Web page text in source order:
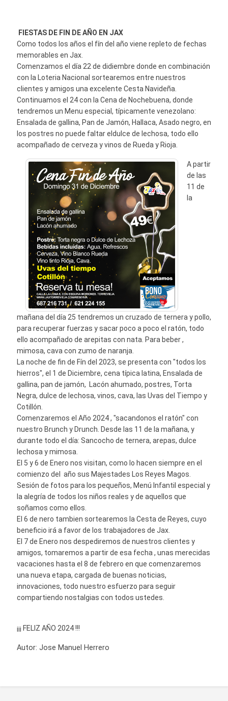
FIESTAS DE FIN DE AÑO EN JAX
Como todos los años el fín del año viene repleto de fechas
memorables en Jax.
Comenzamos el día 22 de didiembre donde en combinación
con la Loteria Nacional sortearemos entre nuestros
clientes y amigos una excelente Cesta Navideña.
Continuamos el 24 con la Cena de Nochebuena, donde
tendremos un Menu especial, típicamente venezolano:
Ensalada de gallina, Pan de Jamón, Hallaca, Asado negro, en
los postres no puede faltar eldulce de lechosa, todo ello
acompañado de cerveza y vinos de Rueda y Rioja.
A partir
de las
11 de
la
mañana del día 25 tendremos un cruzado de ternera y pollo,
para recuperar fuerzas y sacar poco a poco el ratón, todo
ello acompañado de arepitas con nata. Para beber ,
mimosa, cava con zumo de naranja.
La noche de fin de Fín del 2023, se presenta con "todos los
hierros", el 1 de Diciembre, cena típica latina, Ensalada de
gallina, pan de jamón, Lacón ahumado, postres, Torta
Negra, dulce de lechosa, vinos, cava, las Uvas del Tiempo y
Cotillón.
Comenzaremos el Año 2024 , "sacandonos el ratón" con
nuestro Brunch y Drunch. Desde las 11 de la mañana, y
durante todo el día: Sancocho de ternera, arepas, dulce
lechosa y mimosa.
El 5 y 6 de Enero nos visitan, como lo hacen siempre en el
comienzo del año sus Majestades Los Reyes Magos.
Sesión de fotos para los pequeños, Menú Infantil especial y
la alegría de todos los niños reales y de aquellos que
soñamos como ellos.
El 6 de nero tambien sortearemos la Cesta de Reyes, cuyo
beneficio irá a favor de los trabajadores de Jax.
El 7 de Enero nos despediremos de nuestros clientes y
amigos, tomaremos a partir de esa fecha , unas merecidas
vacaciones hasta el 8 de febrero en que comenzaremos
una nueva etapa, cargada de buenas noticias,
innovaciones, todo nuestro esfuerzo para seguir
compartiendo nostalgias con todos ustedes.
¡¡¡ FELIZ AÑO 2024 !!!
Autor: Jose Manuel Herrero